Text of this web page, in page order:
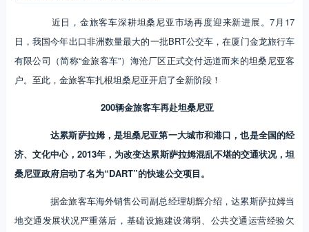
近日，金旅客车深耕坦桑尼亚市场再度迎来新进展。7月17
日，我国今年出口非洲数量最大的一批BRT公交车，在厦门金龙旅行车
有限公司（简称“金旅客车”）海沧厂区正式交付远道而来的坦桑尼亚客
户。至此，金旅客车扎根坦桑尼亚开启了全新阶段！
200辆金旅客车再赴坦桑尼亚
达累斯萨拉姆，是坦桑尼亚第一大城市和港口，也是全国的经
济、文化中心，2013年，为改变达累斯萨拉姆混乱不堪的交通状况，坦
桑尼亚政府启动了名为“DART”的快速公交项目。
据金旅客车海外销售公司副总经理胡辉介绍，达累斯萨拉姆当
地交通发展状况严重落后，基础设施建设薄弱、公共交通运营经验欠